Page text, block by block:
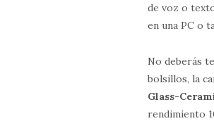
de voz o
en una PC o
No deberás
bolsillos, la
Glass-
rendimiento